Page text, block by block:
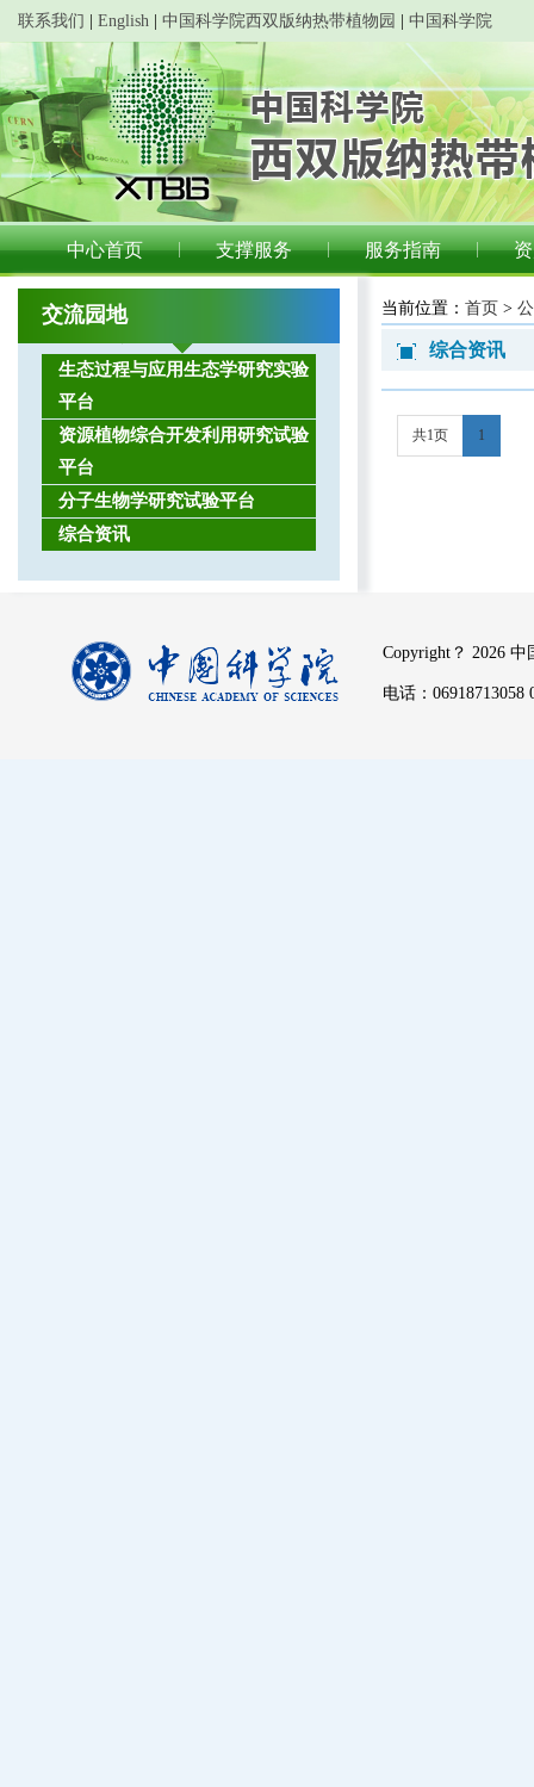
联系我们 English 中国科学院西双版纳热带植物园 中国科学院
中心首页 支撑服务 服务指南
交流园地
生态过程与应用生态学研究实验
平台
资源植物综合开发利用研究试验
平台
分子生物学研究试验平台
综合资讯
当前位置： 首页 >
综合资讯
共1页 1
Copyright？ 2026 中
电话：06918713058